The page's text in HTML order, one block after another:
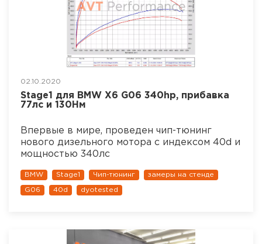
02.10.2020
Stage1 для BMW X6 G06 340hp, прибавка
77лс и 130Нм
Впервые в мире, проведен чип-тюнинг
нового дизельного мотора с индексом 40d и
мощностью 340лс
BMW Stage1 Чип-тюнинг замеры на стенде
G06 40d dyotested